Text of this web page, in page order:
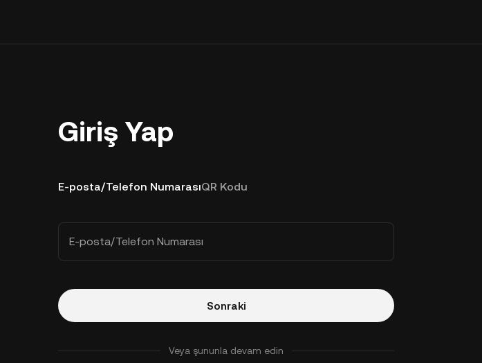
Giriş Yap
E-posta/Telefon NumarasıQR Kodu
E-posta/Telefon Numarası
Sonraki
Veya şununla devam edin